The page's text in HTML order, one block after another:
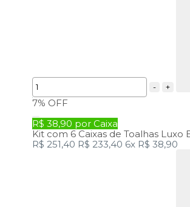
- +
7% OFF
R$ 38,90 por Caixa
Kit com 6 Caixas de Toalhas
R$ 251,40 R$ 233,40 6x R$ 38,90